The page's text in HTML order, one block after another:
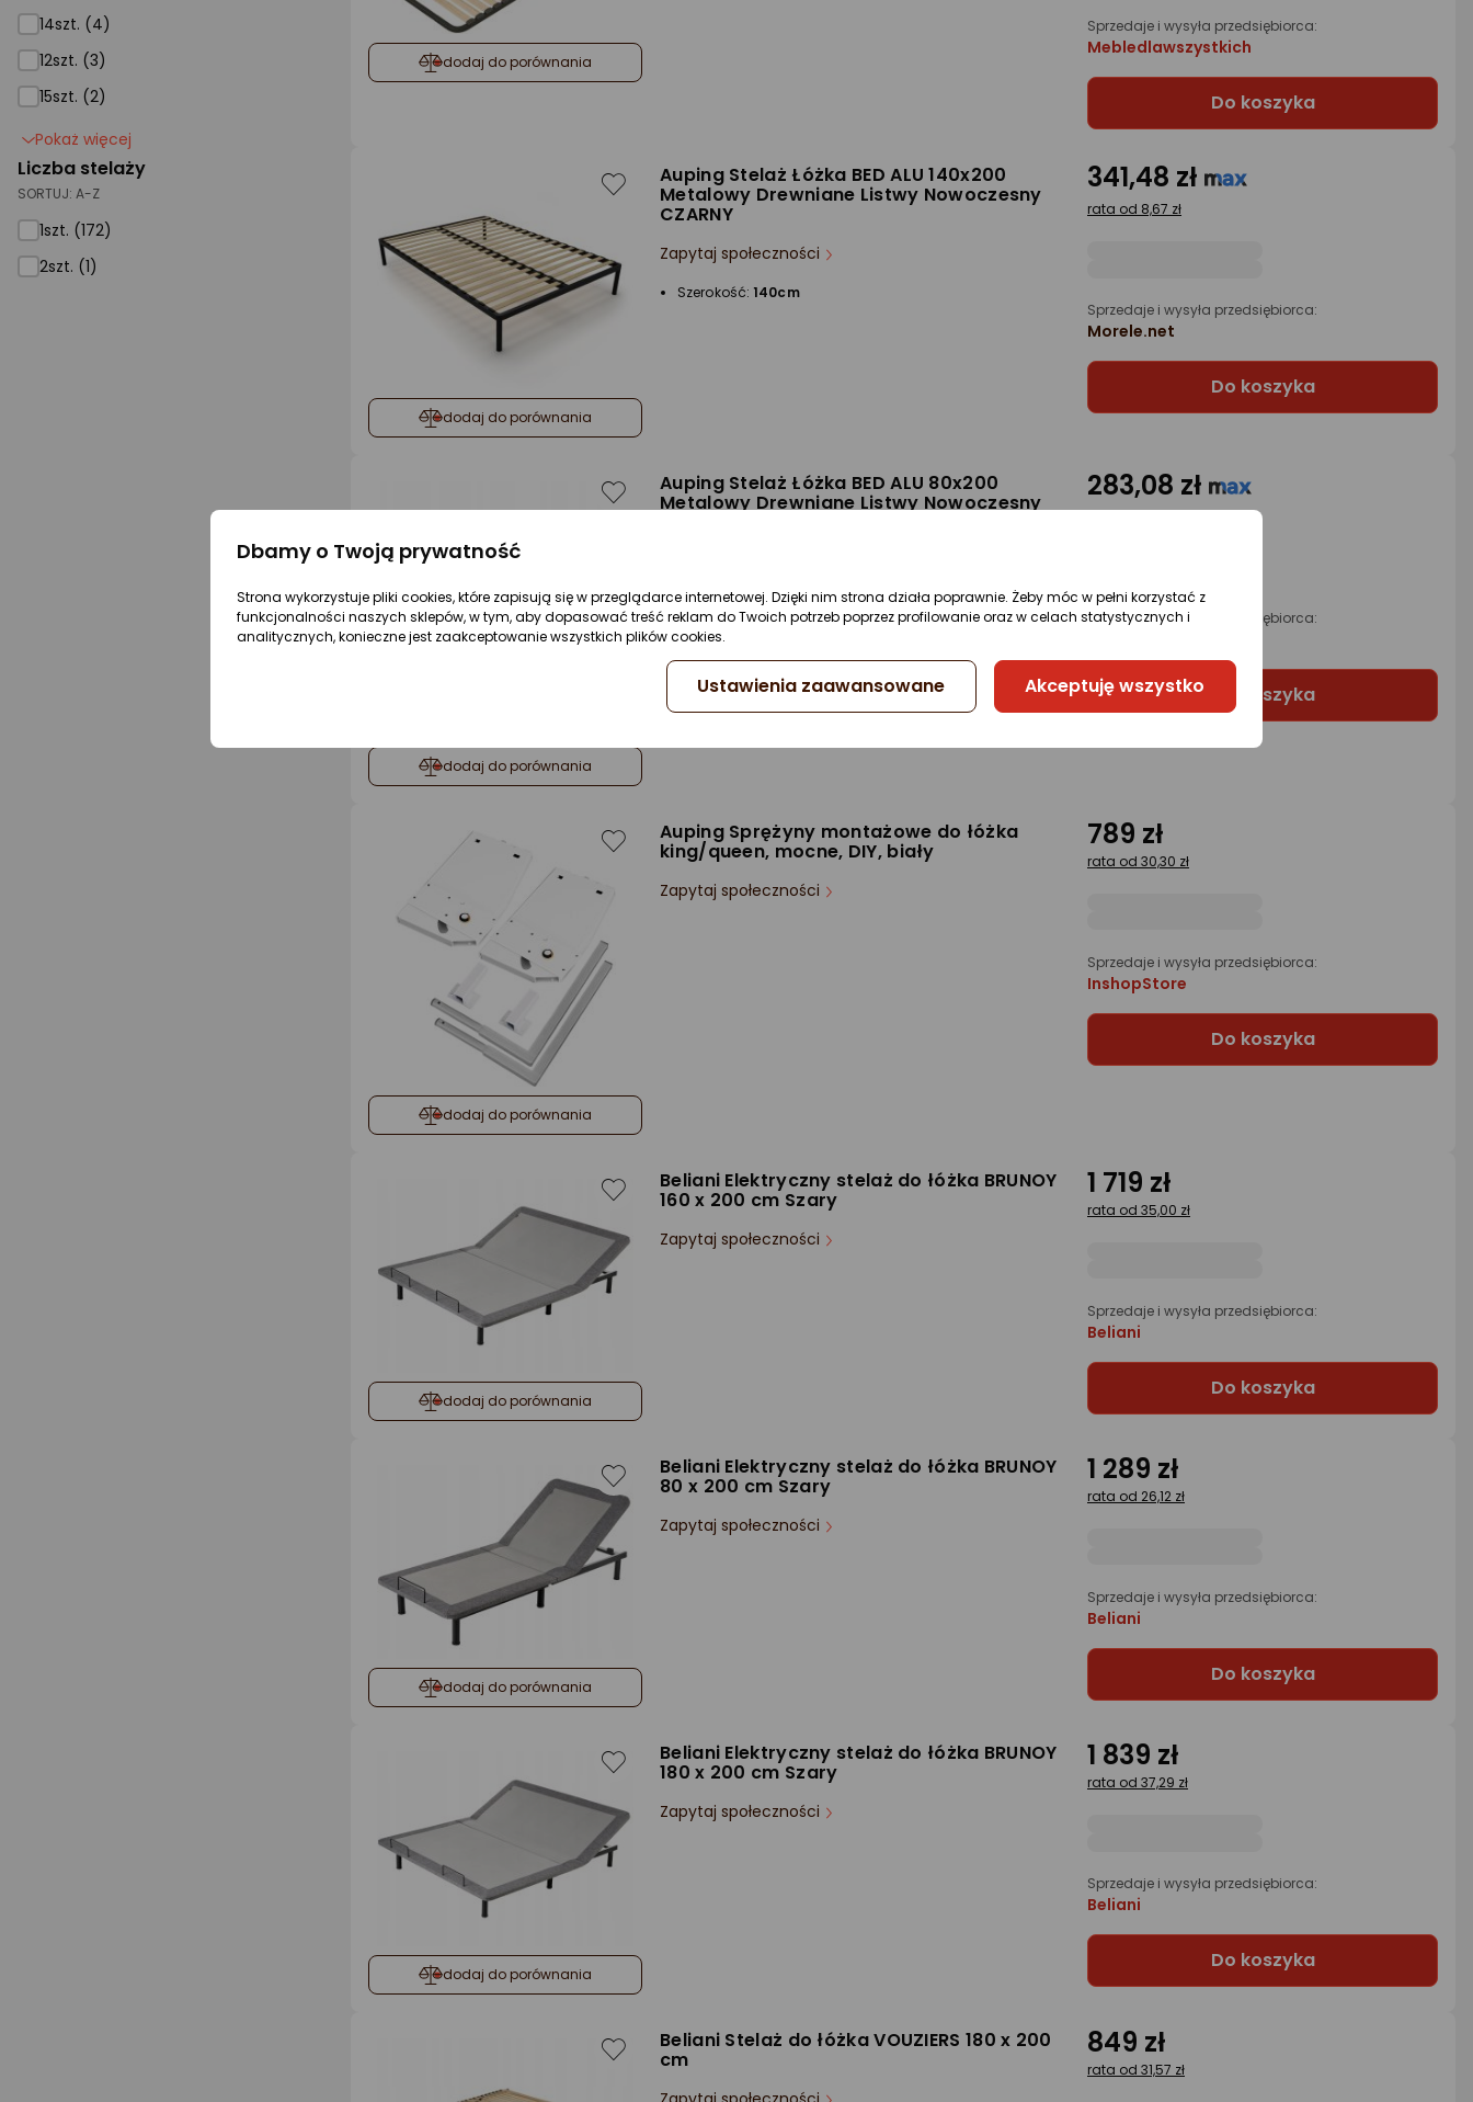
14szt. (4)
12szt. (3)
15szt. (2)
Pokaż więcej
Liczba stelaży
SORTUJ: A-Z
1szt. (172)
2szt. (1)
dodaj do porównania
Sprzedaje i wysyła przedsiębiorca:
Mebledlawszystkich
Do koszyka
dodaj do porównania
Auping Stelaż Łóżka BED ALU 140x200
Metalowy Drewniane Listwy Nowoczesny
CZARNY
Zapytaj społeczności
Szerokość: 140cm
341,48 zł
rata od 8,67 zł
Sprzedaje i wysyła przedsiębiorca:
Morele.net
Do koszyka
dodaj do porównania
Auping Stelaż Łóżka BED ALU 80x200
Metalowy Drewniane Listwy Nowoczesny
Szerokość:80cm
283,08 zł
Sprzedaje i wysyła przedsiębiorca:
Do koszyka
dodaj do porównania
Auping Sprężyny montażowe do łóżka
king/queen, mocne, DIY, biały
Zapytaj społeczności
789 zł
rata od 30,30 zł
Sprzedaje i wysyła przedsiębiorca:
InshopStore
Do koszyka
dodaj do porównania
Beliani Elektryczny stelaż do łóżka BRUNOY
160 x 200 cm Szary
Zapytaj społeczności
1 719 zł
rata od 35,00 zł
Sprzedaje i wysyła przedsiębiorca:
Beliani
Do koszyka
dodaj do porównania
Beliani Elektryczny stelaż do łóżka BRUNOY
80 x 200 cm Szary
Zapytaj społeczności
1 289 zł
rata od 26,12 zł
Sprzedaje i wysyła przedsiębiorca:
Beliani
Do koszyka
dodaj do porównania
Beliani Elektryczny stelaż do łóżka BRUNOY
180 x 200 cm Szary
Zapytaj społeczności
1 839 zł
rata od 37,29 zł
Sprzedaje i wysyła przedsiębiorca:
Beliani
Do koszyka
Beliani Stelaż do łóżka VOUZIERS 180 x 200
cm 849 zł
rata od 31,57 zł
Dbamy o Twoją prywatność
Strona wykorzystuje pliki cookies, które zapisują się w przeglądarce internetowej. Dzięki nim strona działa poprawnie. Żeby móc w pełni korzystać z
funkcjonalności naszych sklepów, w tym, aby dopasować treść reklam do Twoich potrzeb poprzez profilowanie oraz w celach statystycznych i
analitycznych, konieczne jest zaakceptowanie wszystkich plików cookies.
Ustawienia zaawansowane Akceptuję wszystko